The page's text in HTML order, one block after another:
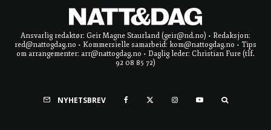
Ansvarlig redaktør: Geir Magne Staurland (geir@nd.no) • Redaksjon:
red@nattogdag.no • Kommersielle samarbeid: kom@nattogdag.no • Tips
om arrangementer: arr@nattogdag.no • Daglig leder: Christian Fure (tlf.
92 08 85 72)
NYHETSBREV